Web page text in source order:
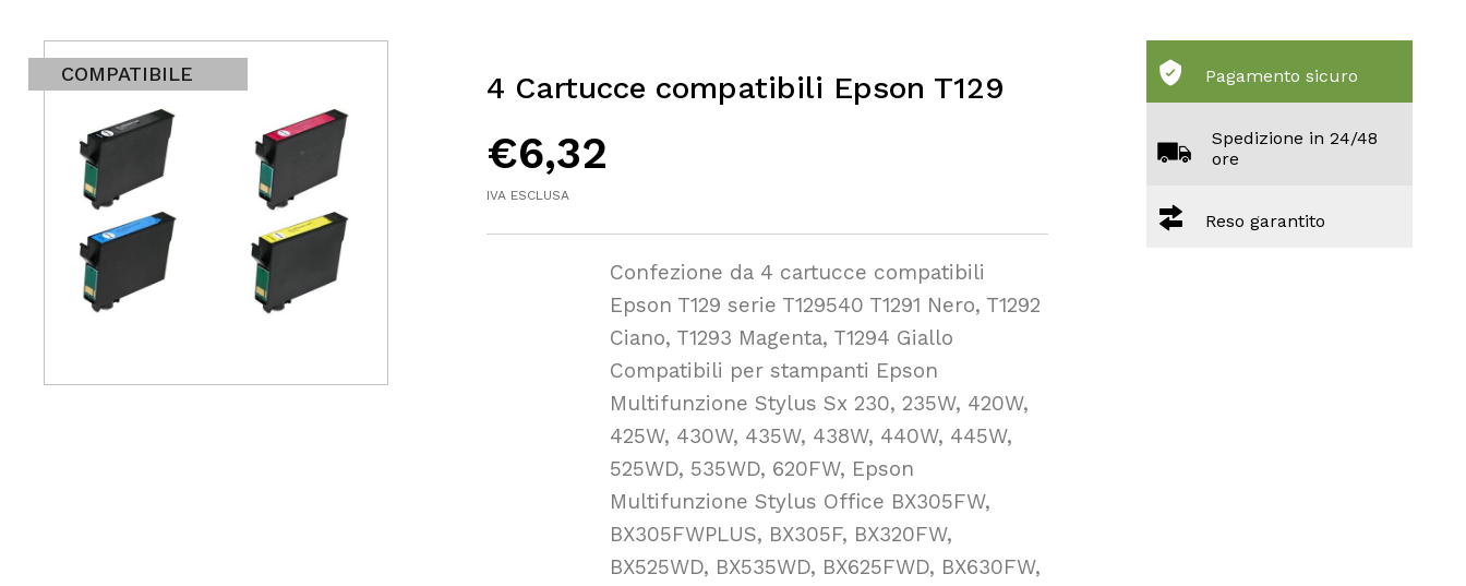
COMPATIBILE 4 Cartucce compatibili Epson T129
€6,32
IVA ESCLUSA
Confezione da 4 cartucce compatibili
Epson T129 serie T129540 T1291 Nero, T1292
Ciano, T1293 Magenta, T1294 Giallo
Compatibili per stampanti Epson
Multifunzione Stylus Sx 230, 235W, 420W,
425W, 430W, 435W, 438W, 440W, 445W,
525WD, 535WD, 620FW, Epson
Multifunzione Stylus Office BX305FW,
BX305FWPLUS, BX305F, BX320FW,
BX525WD, BX535WD, BX625FWD, BX630FW,
Pagamento sicuro
Spedizione in 24/48
ore
Reso garantito